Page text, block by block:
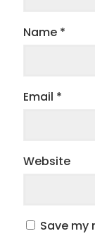
Name *
Email *
Website
Save my